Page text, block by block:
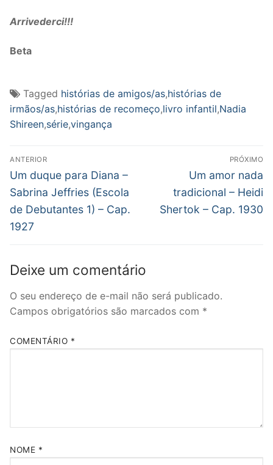
Arrivederci!!!
Beta
Tagged histórias de amigos/as,histórias de
irmãos/as,histórias de recomeço,livro infantil,Nadia
Shireen,série,vingança
Navegação
de
Post
ANTERIOR
Post
anterior:
Um duque para Diana –
Sabrina Jeffries (Escola
de Debutantes 1) – Cap.
1927
PRÓXIMO
Próximo
post:
Um amor nada
tradicional – Heidi
Shertok – Cap. 1930
Deixe um comentário
O seu endereço de e-mail não será publicado.
Campos obrigatórios são marcados com *
COMENTÁRIO *
NOME *